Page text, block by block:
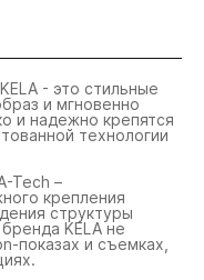
- это стильные
и мгновенно
и надежно крепятся
технологии
Tech –
крепления
структуры
KELA не
показах и съемках,